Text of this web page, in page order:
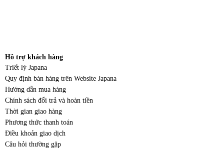
Hỗ trợ khách hàng
Triết lý Japana
Quy định bán hàng trên Website Japana
Hướng dẫn mua hàng
Chính sách đổi trả và hoàn tiền
Thời gian giao hàng
Phương thức thanh toán
Điều khoản giao dịch
Câu hỏi thường gặp